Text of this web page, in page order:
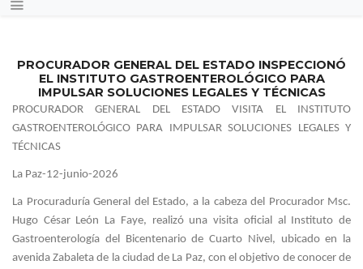
PROCURADOR GENERAL DEL ESTADO INSPECCIONÓ
EL INSTITUTO GASTROENTEROLÓGICO PARA
IMPULSAR SOLUCIONES LEGALES Y TÉCNICAS
PROCURADOR GENERAL DEL ESTADO VISITA EL INSTITUTO
GASTROENTEROLÓGICO PARA IMPULSAR SOLUCIONES LEGALES Y
TÉCNICAS
La Paz-12-junio-2026
La Procuraduría General del Estado, a la cabeza del Procurador Msc.
Hugo César León La Faye, realizó una visita oficial al Instituto de
Gastroenterología del Bicentenario de Cuarto Nivel, ubicado en la
avenida Zabaleta de la ciudad de La Paz, con el objetivo de conocer de